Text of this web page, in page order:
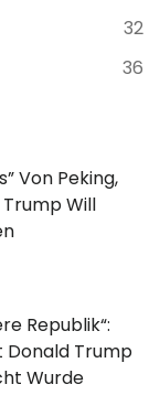
32
36
Von Peking,
Will
Republik“:
Donald Trump
Wurde